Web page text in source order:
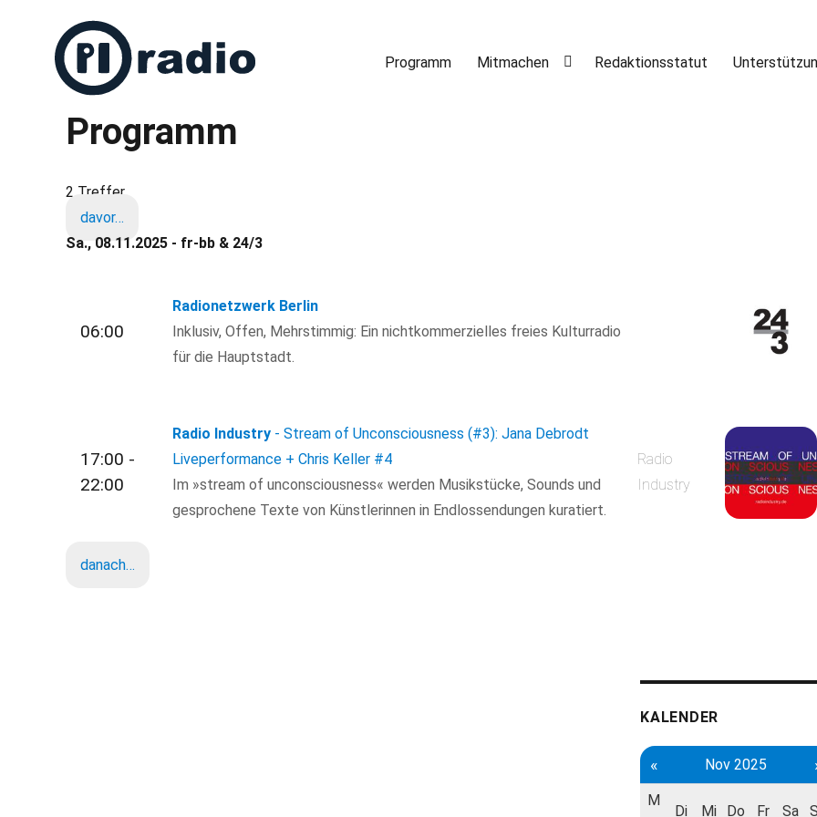
Freies Radio in Berlin
Programm Mitmachen Redaktionsstatut
Programm
2 Treffer
davor…
Sa., 08.11.2025 - fr-bb & 24/3
06:00
Radionetzwerk Berlin
Inklusiv, Offen, Mehrstimmig: Ein nichtkommerzielles freies Kulturradio
für die Hauptstadt.
17:00 -
22:00
Radio Industry - Stream of Unconsciousness (#3): Jana Debrodt
Liveperformance + Chris Keller #4
Im »stream of unconsciousness« werden Musikstücke, Sounds und
gesprochene Texte von Künstlerinnen in Endlossendungen kuratiert.
Radio
Industry
danach…
KALENDER
« Nov 2025
M
Di Mi Do Fr Sa